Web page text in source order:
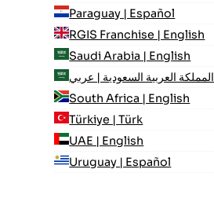
Paraguay | Español
RGIS Franchise | English
Saudi Arabia | English
المملكة العربية السعودية | عربي
South Africa | English
Türkiye | Türk
UAE | English
Uruguay | Español